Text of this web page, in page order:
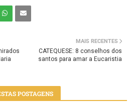
MAIS RECENTES
CATEQUESE: 8 conselhos dos
santos para amar a Eucaristia
POSTAGENS